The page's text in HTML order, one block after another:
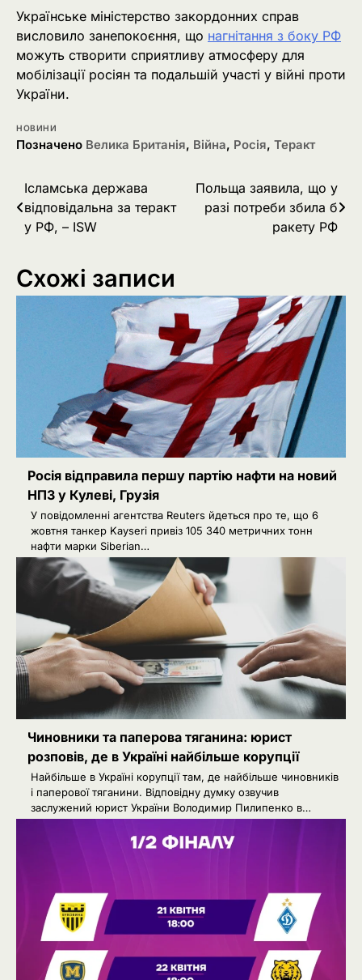
Українське міністерство закордонних справ
висловило занепокоєння, що нагнітання з боку РФ
можуть створити сприятливу атмосферу для
мобілізації росіян та подальшій участі у війні проти
України.
НОВИНИ
Позначено Велика Британія, Війна, Росія, Теракт
Навігація
записів
Ісламська держава
відповідальна за теракт
у РФ, – ISW
Польща заявила, що у
разі потреби збила б
ракету РФ
Схожі записи
Росія відправила першу партію нафти на новий
НПЗ у Кулеві, Грузія
У повідомленні агентства Reuters йдеться про те, що 6
жовтня танкер Kayseri привіз 105 340 метричних тонн
нафти марки Siberian…
Чиновники та паперова тяганина: юрист
розповів, де в Україні найбільше корупції
Найбільше в Україні корупції там, де найбільше чиновників
і паперової тяганини. Відповідну думку озвучив
заслужений юрист України Володимир Пилипенко в…
Сенат США підтримав новий пакет
Ivanov Ponomarenko
року: які проєкти формують новий
вигляд столиці
Ivanov Ponomarenko
РФ готує удари по НАТО
українськими дронами